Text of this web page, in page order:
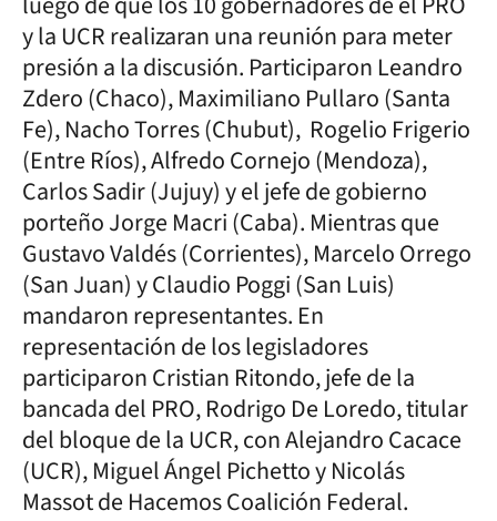
y la UCR realizaran una reunión para meter
presión a la discusión. Participaron Leandro
Zdero (Chaco), Maximiliano Pullaro (Santa
Fe), Nacho Torres (Chubut), Rogelio Frigerio
(Entre Ríos), Alfredo Cornejo (Mendoza),
Carlos Sadir (Jujuy) y el jefe de gobierno
porteño Jorge Macri (Caba). Mientras que
Gustavo Valdés (Corrientes), Marcelo Orrego
(San Juan) y Claudio Poggi (San Luis)
mandaron representantes. En
representación de los legisladores
participaron Cristian Ritondo, jefe de la
bancada del PRO, Rodrigo De Loredo, titular
del bloque de la UCR, con Alejandro Cacace
(UCR), Miguel Ángel Pichetto y Nicolás
Massot de Hacemos Coalición Federal.